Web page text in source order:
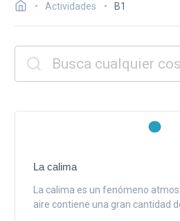
Actividades B1
La calima
La calima es un fenómeno
aire contiene una gran cantidad